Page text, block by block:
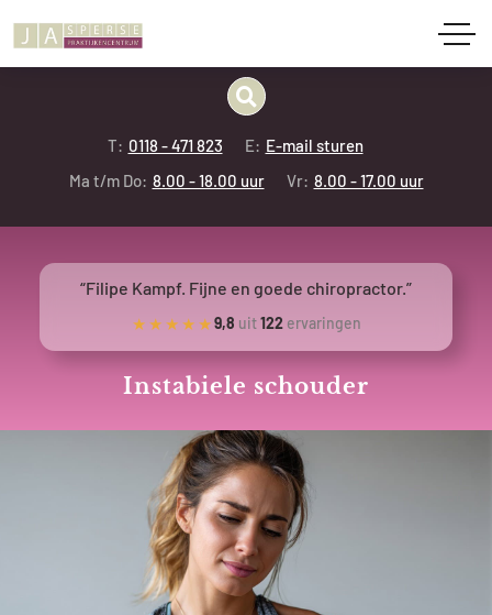
T: 0118 - 471 823 E: E-mail sturen
Ma t/m Do: 8.00 - 18.00 uur Vr: 8.00 - 17.00 uur
“Filipe Kampf. Fijne en goede chiropractor.”
★★★★★9,8 uit122ervaringen
Instabiele schouder